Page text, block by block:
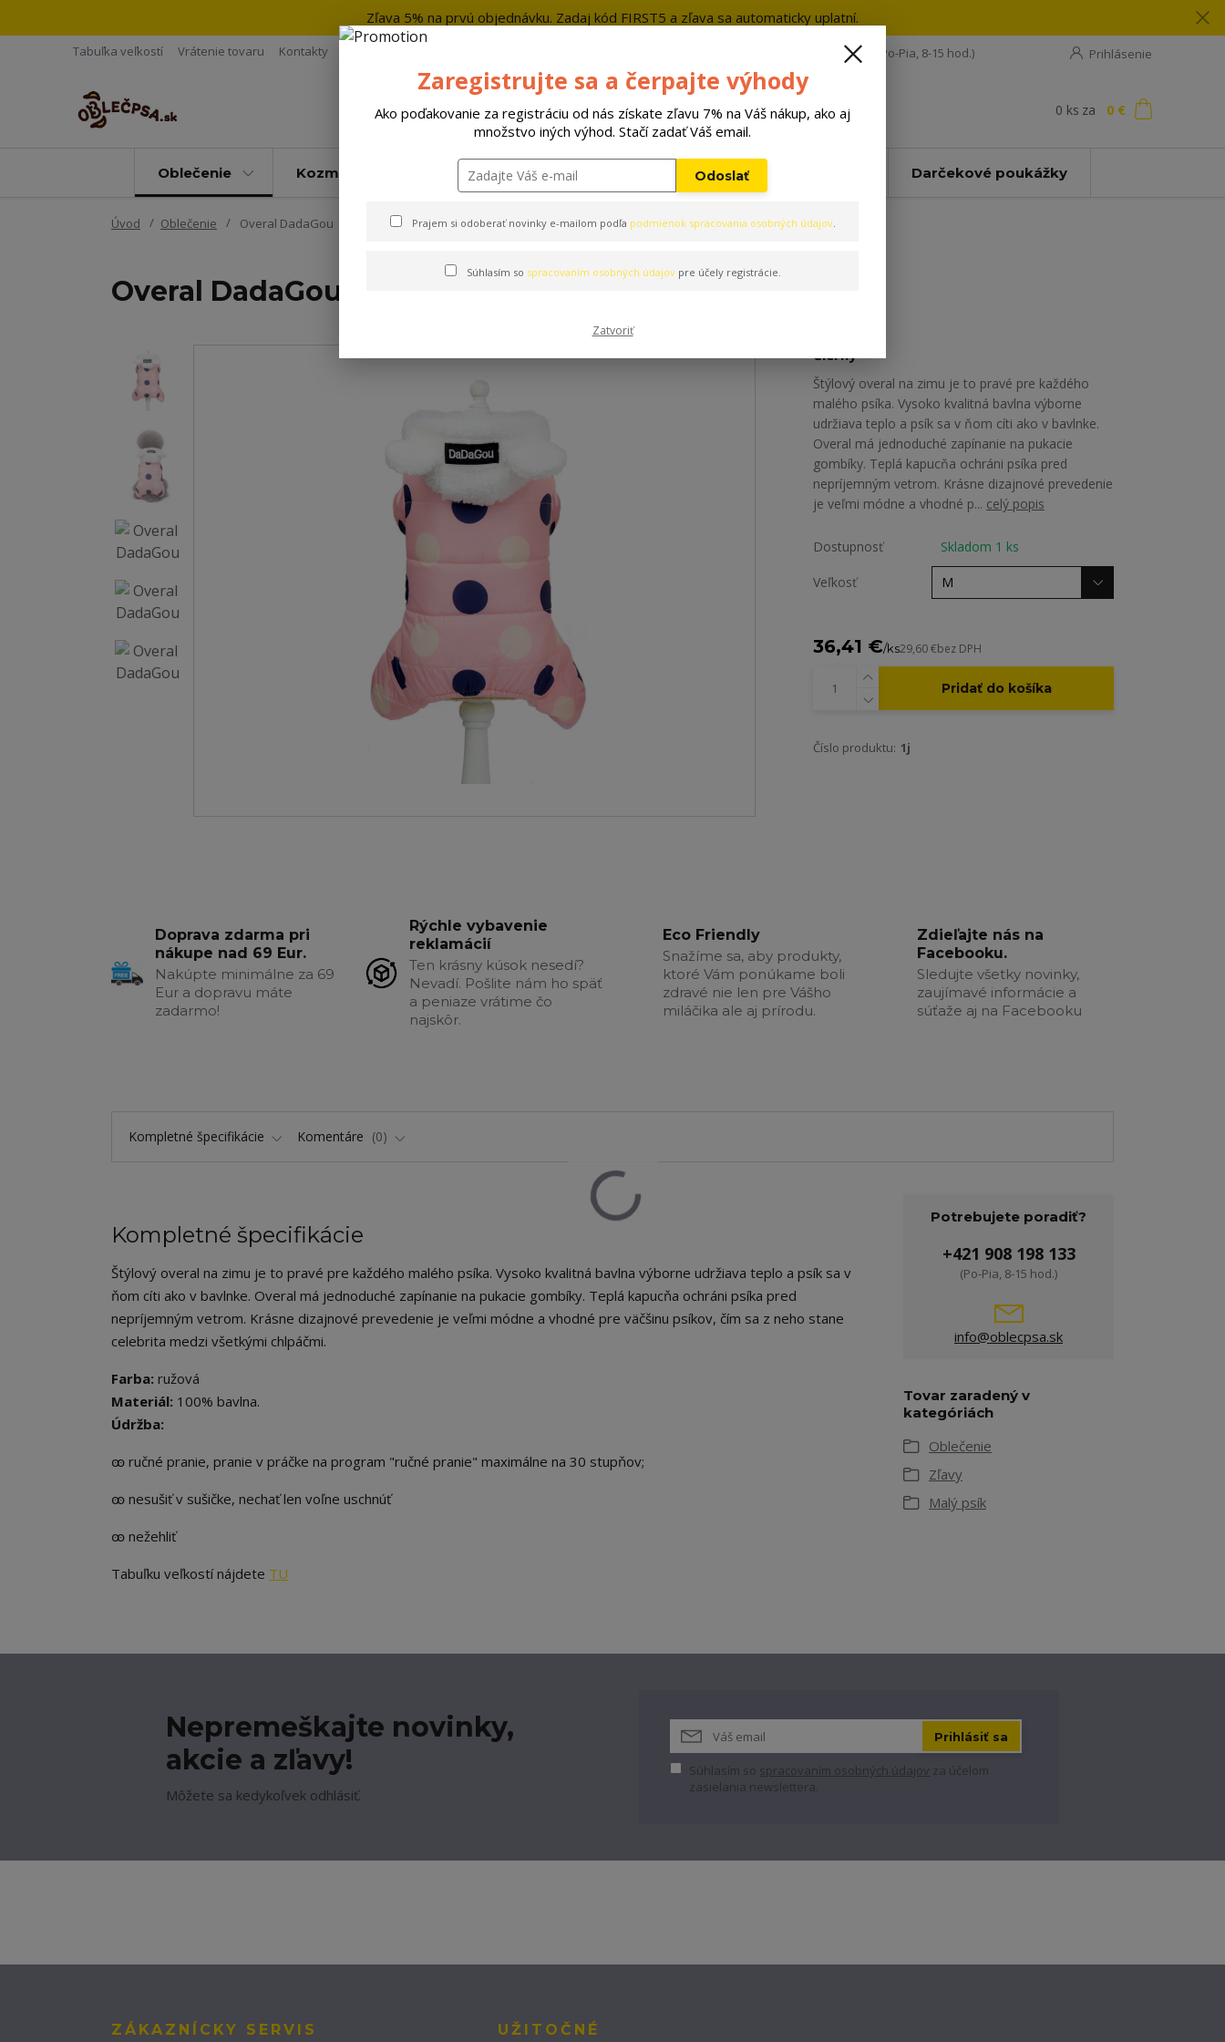
Zľava 5% na prvú objednávku. Zadaj kód FIRST5 a zľava sa automaticky uplatní.
Tabuľka veľkostí Vrátenie tovaru Kontakty Prihlásenie
Hľadať
+421 908 198 133 (Po-Pia, 8-15 hod.)
0 ks za 0 €
Oblečenie Kozmetika Hračky Pelechy Príslušenstvo Darčekové poukážky
Úvod Oblečenie Overal DadaGou
Overal DadaGou
Čierny
Štýlový overal na zimu je to pravé pre každého
malého psíka. Vysoko kvalitná bavlna výborne
udržiava teplo a psík sa v ňom cíti ako v bavlnke.
Overal má jednoduché zapínanie na pukacie
gombíky. Teplá kapucňa ochráni psíka pred
nepríjemným vetrom. Krásne dizajnové prevedenie
je veľmi módne a vhodné p... celý popis
Dostupnosť Skladom 1 ks
Veľkosť
36,41 €/ks29,60 €bez DPH
Pridať do košíka
Číslo produktu: 1j
Doprava zdarma pri
nákupe nad 69 Eur.
Nakúpte minimálne za 69
Eur a dopravu máte
zadarmo!
Rýchle vybavenie
reklamácií
Ten krásny kúsok nesedí?
Nevadí. Pošlite nám ho späť
a peniaze vrátime čo
najskôr.
Eco Friendly
Snažíme sa, aby produkty,
ktoré Vám ponúkame boli
zdravé nie len pre Vášho
miláčika ale aj prírodu.
Zdieľajte nás na
Facebooku.
Sledujte všetky novinky,
zaujímavé informácie a
súťaže aj na Facebooku
Kompletné špecifikácie Komentáre 0
Kompletné špecifikácie
Štýlový overal na zimu je to pravé pre každého malého psíka. Vysoko kvalitná bavlna výborne udržiava teplo a psík sa v
ňom cíti ako v bavlnke. Overal má jednoduché zapínanie na pukacie gombíky. Teplá kapucňa ochráni psíka pred
nepríjemným vetrom. Krásne dizajnové prevedenie je veľmi módne a vhodné pre väčšinu psíkov, čím sa z neho stane
celebrita medzi všetkými chlpáčmi.
Farba: ružová
Materiál: 100% bavlna.
Údržba:
ꙭ ručné pranie, pranie v práčke na program "ručné pranie" maximálne na 30 stupňov;
ꙭ nesušiť v sušičke, nechať len voľne uschnúť
ꙭ nežehliť
Tabuľku veľkostí nájdete TU
Potrebujete poradiť?
+421 908 198 133
(Po-Pia, 8-15 hod.)
info@oblecpsa.sk
Tovar zaradený v
kategóriách
Oblečenie
Zľavy
Malý psík
Nepremeškajte novinky,
akcie a zľavy!
Môžete sa kedykoľvek odhlásiť.
Prihlásiť sa
Súhlasím so spracovaním osobných údajov za účelom
zasielania newslettera.
ZÁKAZNÍCKY SERVIS UŽITOČNÉ
Zaregistrujte sa a čerpajte výhody
Ako poďakovanie za registráciu od nás získate zľavu 7% na Váš nákup, ako aj
množstvo iných výhod. Stačí zadať Váš email.
Odoslať
Prajem si odoberať novinky e-mailom podľa podmienok spracovania osobných údajov.
Súhlasím so spracovaním osobných údajovpre účely registrácie.
Zatvoriť